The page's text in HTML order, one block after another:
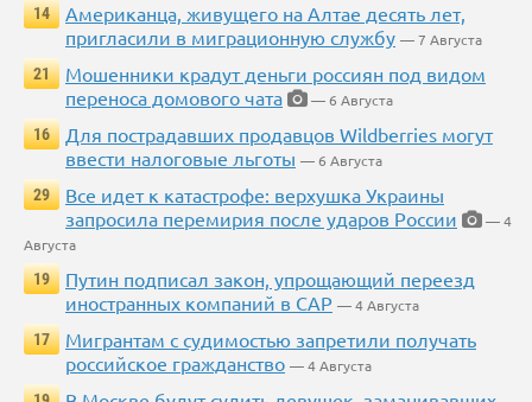
14
Американца, живущего на Алтае десять лет,
пригласили в миграционную службу — 7 Августа
21
Мошенники крадут деньги россиян под видом
переноса домового чата
— 6 Августа
16
Для пострадавших продавцов Wildberries могут
ввести налоговые льготы — 6 Августа
29
Все идет к катастрофе: верхушка Украины
запросила перемирия после ударов России
— 4
Августа
19
Путин подписал закон, упрощающий переезд
иностранных компаний в САР — 4 Августа
17
Мигрантам с судимостью запретили получать
российское гражданство — 4 Августа